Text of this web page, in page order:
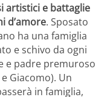
artistici e battaglie
d’amore. Sposato
ha una famiglia
e schivo da ogni
e padre premuroso
Giacomo). Un
in famiglia,